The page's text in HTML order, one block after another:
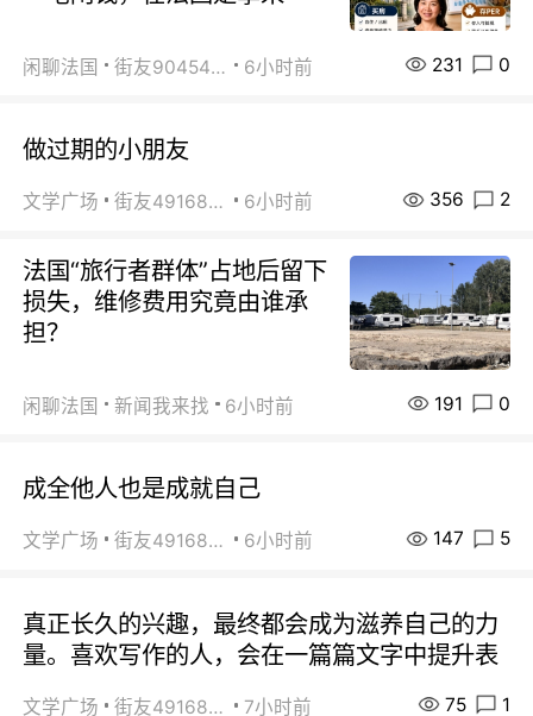
闲聊法国 街友90454511 6小时前 231 0
做过期的小朋友
文学广场 街友49168527 6小时前 356 2
法国“旅行者群体”占地后留下
损失，维修费用究竟由谁承
担？
闲聊法国 新闻我来找 6小时前 191 0
成全他人也是成就自己
文学广场 街友49168527 6小时前 147 5
真正长久的兴趣，最终都会成为滋养自己的力
量。喜欢写作的人，会在一篇篇文字中提升表
文学广场 街友49168527 7小时前 75 1